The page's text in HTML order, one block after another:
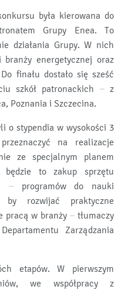
była kierowana do
Grupy Enea. To
działania Grupy. W nich
branży energetycznej oraz
finału dostało się sześć
szkół patronackich – z
Poznania i Szczecina.
o stypendia w wysokości 3
na realizacje
ze specjalnym planem
będzie to zakup sprzętu
– programów do nauki
rozwijać praktyczne
w branży – tłumaczy
Zarządzania
etapów. W pierwszym
we współpracy z